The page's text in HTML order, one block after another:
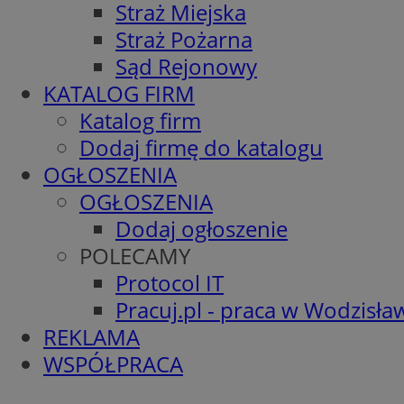
Straż Miejska
Straż Pożarna
Sąd Rejonowy
KATALOG FIRM
Katalog firm
Dodaj firmę do katalogu
OGŁOSZENIA
OGŁOSZENIA
Dodaj ogłoszenie
POLECAMY
Protocol IT
Pracuj.pl - praca w
REKLAMA
WSPÓŁPRACA